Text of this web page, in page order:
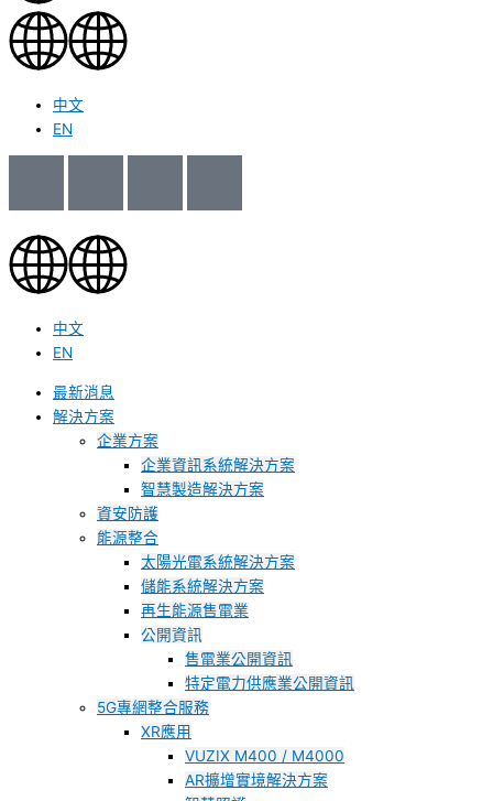
中文
EN
中文
EN
最新消息
解決方案
企業方案
企業資訊系統解決方案
智慧製造解決方案
資安防護
能源整合
太陽光電系統解決方案
儲能系統解決方案
再生能源售電業
公開資訊
售電業公開資訊
特定電力供應業公開資訊
5G專網整合服務
XR應用
VUZIX M400 / M4000
AR擴增實境解決方案